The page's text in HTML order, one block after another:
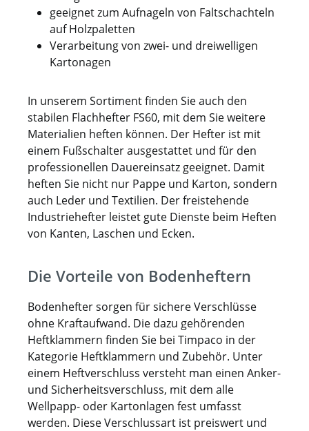
geeignet zum Aufnageln von Faltschachteln
auf Holzpaletten
Verarbeitung von zwei- und dreiwelligen
Kartonagen
In unserem Sortiment finden Sie auch den
stabilen Flachhefter FS60, mit dem Sie weitere
Materialien heften können. Der Hefter ist mit
einem Fußschalter ausgestattet und für den
professionellen Dauereinsatz geeignet. Damit
heften Sie nicht nur Pappe und Karton, sondern
auch Leder und Textilien. Der freistehende
Industriehefter leistet gute Dienste beim Heften
von Kanten, Laschen und Ecken.
Die Vorteile von Bodenheftern
Bodenhefter sorgen für sichere Verschlüsse
ohne Kraftaufwand. Die dazu gehörenden
Heftklammern finden Sie bei Timpaco in der
Kategorie Heftklammern und Zubehör. Unter
einem Heftverschluss versteht man einen Anker-
und Sicherheitsverschluss, mit dem alle
Wellpapp- oder Kartonlagen fest umfasst
werden. Diese Verschlussart ist preiswert und